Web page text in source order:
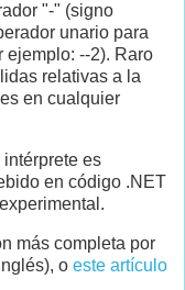
"-" (signo
unario para
ejemplo: --2). Raro
relativas a la
en cualquier
es
en código .NET
más completa por
o este artículo